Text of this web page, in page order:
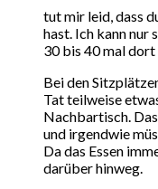
tut mir leid, dass
hast. Ich kann nur
30 bis 40 mal dort
Bei den
Tat teilweise
Nachbartisch.
und irgendwie
Da das Essen
darüber hinweg.